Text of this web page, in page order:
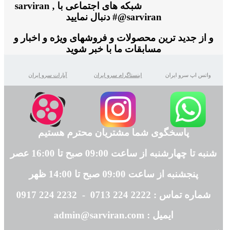
شبکه های اجتماعی با sarviran ,
@sarviran# دنبال نمایید
و از جدید ترین محصولات و فروشهای ویژه و اخبار و
مسابقات ما با خبر شوید
واتس اپ سرو ایران اینستاگرام سرو ایران آپارات سرو ایران
پاسخگوی شما مشتریان محترم هستیم
شنبه تا چهارشنبه از ساعت 09:00 صبح تا 16:00 عصر
پنجشنبه از ساعت 09:00 صبح تا 14:00 ظهر
شماره تماس : 2222 224 0713 - 2232 224 0917
ایمیل : admin@sarviran.com